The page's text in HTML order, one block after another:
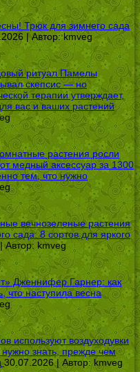
Трюк для зимнего сада
| Автор:kmveg
ритуал Памелы
скепсис — но
терапии утверждает,
вас и ваших растений
растения росли
медный аксессуар за 1300
тем, что нужно
вечнозеленые растения
сада: 8 сортов для яркого
Автор: kmveg
Дженнифер Гарнер: как
что наступила весна
используют воздуходувки
знать, прежде чем
30.07.2026 | Автор:kmveg